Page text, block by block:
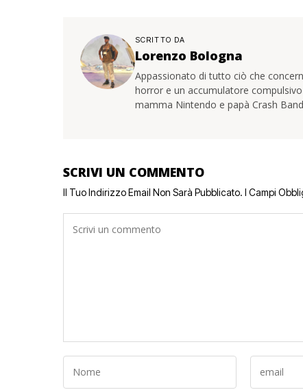
SCRITTO DA
Lorenzo Bologna
Appassionato di tutto ciò che
horror e un accumulatore
mamma Nintendo e papà Crash
SCRIVI UN COMMENTO
Il Tuo Indirizzo Email Non Sarà Pubblicato. I Campi